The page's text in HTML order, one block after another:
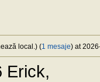
local.) (1 mesaje) at
Erick,